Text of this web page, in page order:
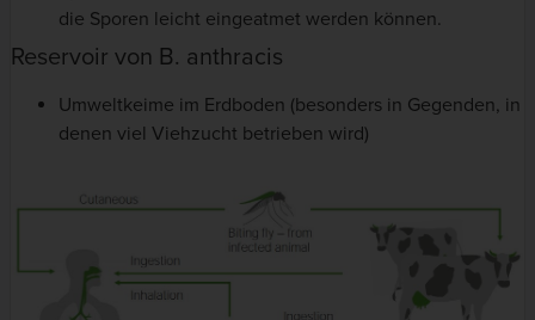
die Sporen leicht eingeatmet werden können.
Reservoir von B. anthracis
Umweltkeime im Erdboden (besonders in Gegenden, in
denen viel Viehzucht betrieben wird)